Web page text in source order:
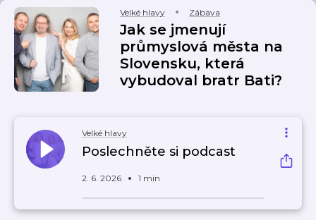
Velké hlavy Zábava
Jak se jmenují
průmyslová města na
Slovensku, která
vybudoval bratr Bati?
Velké hlavy
Poslechněte si podcast
2. 6. 2026 1 min